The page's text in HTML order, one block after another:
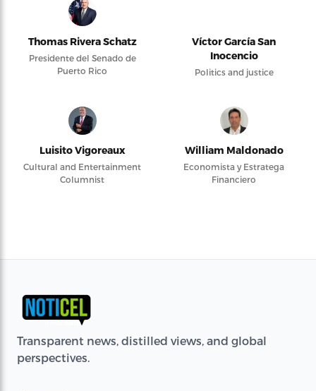
Thomas Rivera Schatz
Presidente del Senado de
Puerto Rico
Víctor García San
Inocencio
Politics and justice
Luisito Vigoreaux
Cultural and Entertainment
Columnist
William Maldonado
Economista y Estratega
Financiero
Transparent news, distilled views, and global
perspectives.